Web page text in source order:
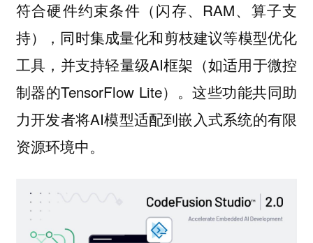
符合硬件约束条件（闪存、RAM、算子支
持），同时集成量化和剪枝建议等模型优化
工具，并支持轻量级AI框架（如适用于微控
制器的TensorFlow Lite）。这些功能共同助
力开发者将AI模型适配到嵌入式系统的有限
资源环境中。